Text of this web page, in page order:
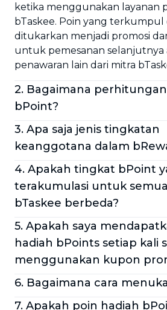
ketika menggunakan layanan
bTaskee. Poin yang terkumpul
ditukarkan menjadi promosi
untuk pemesanan selanjutnya
penawaran lain dari mitra
2. Bagaimana
bPoint?
Sesuai dengan peringkat saat
mendapatkan pengganda
untuk setiap tingkatan yang
(Silver, Gold, dan Platinum).
3. Apa saja jenis tingkatan
keanggotana dalam
keanggotaan:
Member: > 0 bPoints
Silver: > 200 bPoints
Gold: > 600 bPoints
Platinum: > 3000 bPoints
Peringkat Anda akan
poin yang Anda kumpulkan.
akan memiliki benefit
pada peringkat yang Anda
4. Apakah tingkat bPoint
terakumulasi untuk
bTaskee berbeda?
untuk semua layanan di
terakumulasi yang digunakan
peringkat keanggotaan adalah
5. Apakah saya
hadiah bPoints setiap kali
menggunakan kupon
akan dihitung berdasarkan
untuk menggunakan layanan
6. Bagaimana cara
7. Apakah poin hadiah